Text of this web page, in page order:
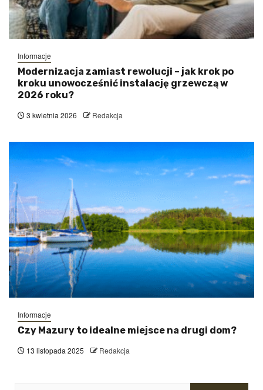
Informacje
Modernizacja zamiast rewolucji – jak krok po
kroku unowocześnić instalację grzewczą w
2026 roku?
3 kwietnia 2026 Redakcja
Informacje
Czy Mazury to idealne miejsce na drugi dom?
13 listopada 2025 Redakcja